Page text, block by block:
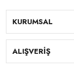
KURUMSAL
ALIŞVERİŞ